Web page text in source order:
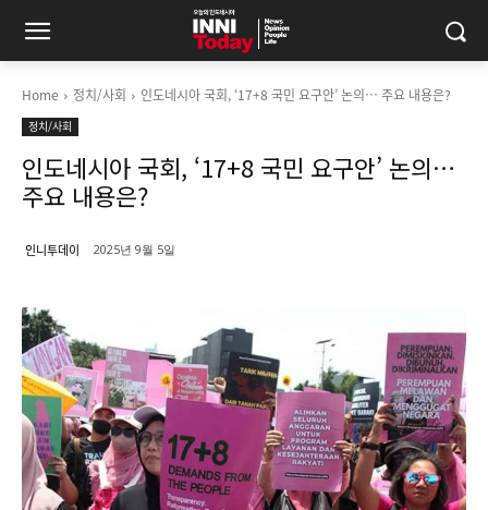
Home 정치/사회 인도네시아 국회, ‘17+8 국민 요구안’ 논의… 주요 내용은?
정치/사회
인도네시아 국회, ‘17+8 국민 요구안’ 논의…
주요 내용은?
인니투데이 2025년 9월 5일